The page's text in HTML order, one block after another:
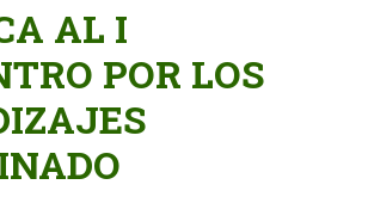
AL I
POR LOS